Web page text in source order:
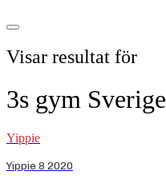
Visar resultat för
3s gym Sverige
Yippie
Yippie 8 2020